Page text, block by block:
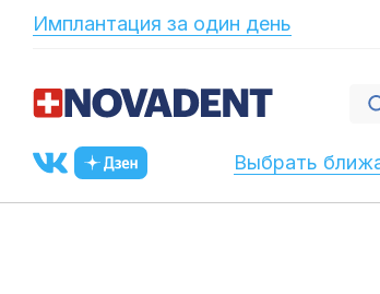
Имплантация за один день
Выбрать